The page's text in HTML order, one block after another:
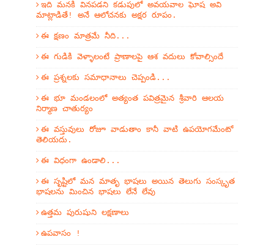
ఇది మనకి వినపడని కడుపులో అవయవాల ఘోష అవి
మాట్లాడితే! అనే ఆలోచనకు అక్షర రూపం.
ఈ క్షణం మాత్రమే నీది...
ఈ గుడికి వెళ్ళాలంటే ప్రాణాలపై ఆశ వదులు కోవాల్సిందే
ఈ ప్రశ్నలకు సమాధానాలు చెప్పండి...
ఈ భూ మండలంలో అత్యంత పవిత్రమైన శ్రీవారి ఆలయ
నిర్మాణ చాతుర్యం
ఈ వస్తువులు రోజూ వాడుతాం కానీ వాటి ఉపయోగమేంటో
తెలియదు.
ఈ విధంగా ఉండాలి...
ఈ సృష్టిలో మన మాతృ భాషలు అయిన తెలుగు సంస్కృత
భాషలను మించిన భాషలు లేనే లేవు
ఉత్తమ పురుషుని లక్షణాలు
ఉపవాసం !